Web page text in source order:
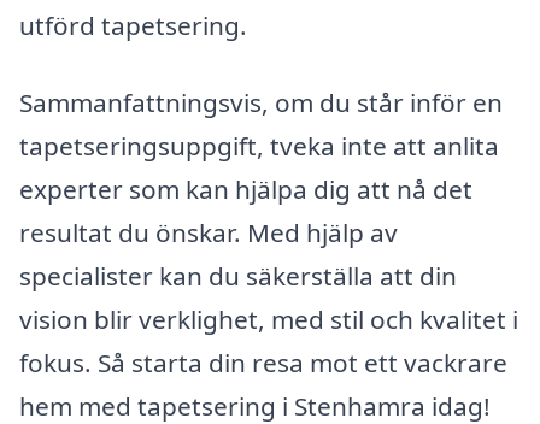
utförd tapetsering.
Sammanfattningsvis, om du står inför en
tapetseringsuppgift, tveka inte att anlita
experter som kan hjälpa dig att nå det
resultat du önskar. Med hjälp av
specialister kan du säkerställa att din
vision blir verklighet, med stil och kvalitet i
fokus. Så starta din resa mot ett vackrare
hem med tapetsering i Stenhamra idag!